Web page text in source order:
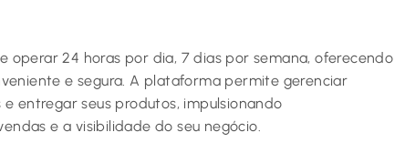
operar 24 horas por dia, 7 dias por semana, oferecendo
e segura. A plataforma permite gerenciar
entregar seus produtos, impulsionando
e a visibilidade do seu negócio.